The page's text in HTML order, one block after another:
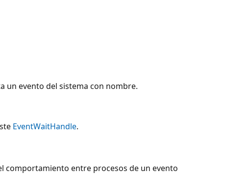
un evento del sistema con nombre.
EventWaitHandle.
comportamiento entre procesos de un evento